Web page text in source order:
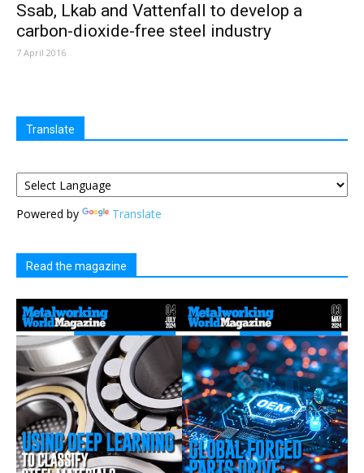
Ssab, Lkab and Vattenfall to develop a
carbon-dioxide-free steel industry
7 April 2016
Translate
Powered by Translate
Read the magazine